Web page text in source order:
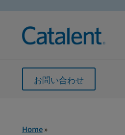
お問い合わせ
Home»